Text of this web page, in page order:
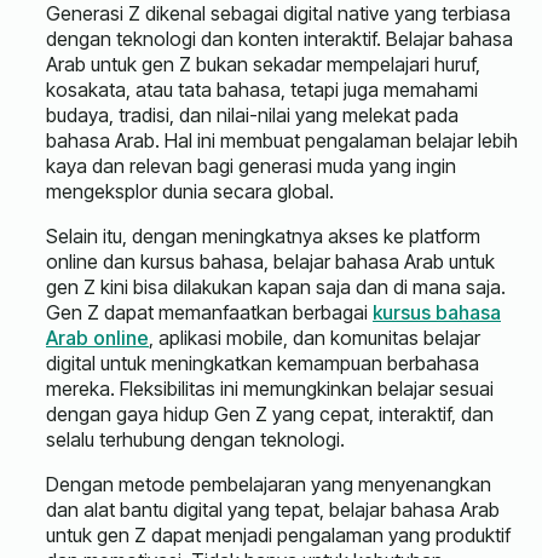
Generasi Z dikenal sebagai digital native yang terbiasa
dengan teknologi dan konten interaktif. Belajar bahasa
Arab untuk gen Z bukan sekadar mempelajari huruf,
kosakata, atau tata bahasa, tetapi juga memahami
budaya, tradisi, dan nilai-nilai yang melekat pada
bahasa Arab. Hal ini membuat pengalaman belajar lebih
kaya dan relevan bagi generasi muda yang ingin
mengeksplor dunia secara global.
Selain itu, dengan meningkatnya akses ke platform
online dan kursus bahasa, belajar bahasa Arab untuk
gen Z kini bisa dilakukan kapan saja dan di mana saja.
Gen Z dapat memanfaatkan berbagai kursus bahasa
Arab online, aplikasi mobile, dan komunitas belajar
digital untuk meningkatkan kemampuan berbahasa
mereka. Fleksibilitas ini memungkinkan belajar sesuai
dengan gaya hidup Gen Z yang cepat, interaktif, dan
selalu terhubung dengan teknologi.
Dengan metode pembelajaran yang menyenangkan
dan alat bantu digital yang tepat, belajar bahasa Arab
untuk gen Z dapat menjadi pengalaman yang produktif